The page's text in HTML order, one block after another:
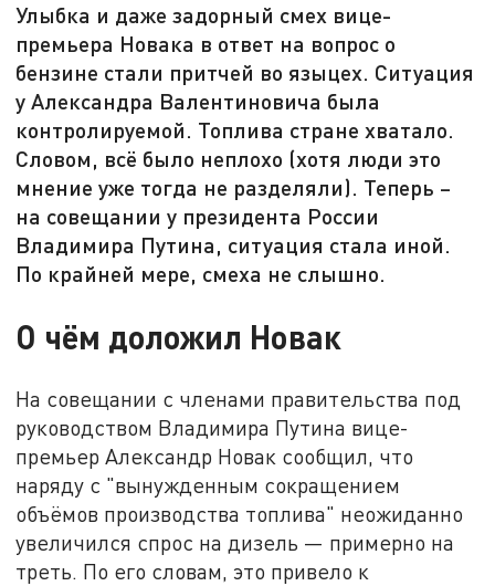
Улыбка и даже задорный смех вице-
премьера Новака в ответ на вопрос о
бензине стали притчей во языцех. Ситуация
у Александра Валентиновича была
контролируемой. Топлива стране хватало.
Словом, всё было неплохо (хотя люди это
мнение уже тогда не разделяли). Теперь –
на совещании у президента России
Владимира Путина, ситуация стала иной.
По крайней мере, смеха не слышно.
О чём доложил Новак
На совещании с членами правительства под
руководством Владимира Путина вице-
премьер Александр Новак сообщил, что
наряду с "вынужденным сокращением
объёмов производства топлива" неожиданно
увеличился спрос на дизель — примерно на
треть. По его словам, это привело к